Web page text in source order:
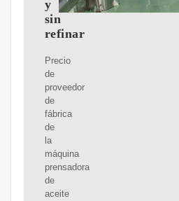
y
sin
refinar
Precio
de
proveedor
de
fábrica
de
la
máquina
prensadora
de
aceite